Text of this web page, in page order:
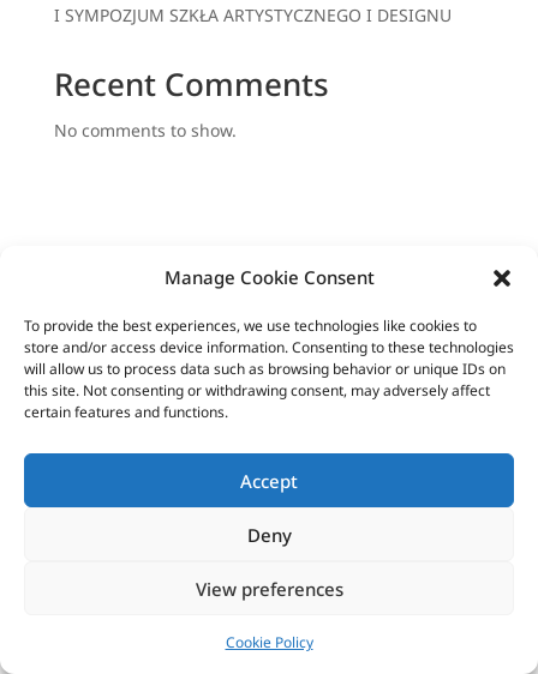
Manage Cookie Consent
To provide the best experiences, we use technologies like cookies to
store and/or access device information. Consenting to these technologies
will allow us to process data such as browsing behavior or unique IDs on
this site. Not consenting or withdrawing consent, may adversely affect
certain features and functions.
Accept
Deny
View preferences
Cookie Policy
I SYMPOZJUM SZKŁA ARTYSTYCZNEGO I DESIGNU
Recent Comments
No comments to show.
wsparciu finansowemu Miasta Wrocław